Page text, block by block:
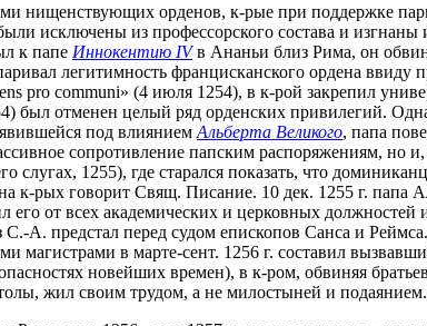
нищенствующих орденов, к-рые при поддержке
исключены из профессорского состава и
к папе Иннокентию IVв Ананьи близ Рима, он
легитимность францисканского ордена
pro communi» (4 июля 1254), в к-рой закрепил
был отменен целый ряд орденских привилегий.
под влиянием Альберта Великого, папа
сопротивление папским распоряжениям, но
слугах, 1255), где старался показать, что
к-рых говорит Свящ. Писание. 10 дек. 1255 г. папа
его от всех академических и церковных
А. предстал перед судом епископов Санса и
магистрами в марте-сент. 1256 г. составил
новейших времен), в к-ром, обвиняя
жил своим трудом, а не милостыней и